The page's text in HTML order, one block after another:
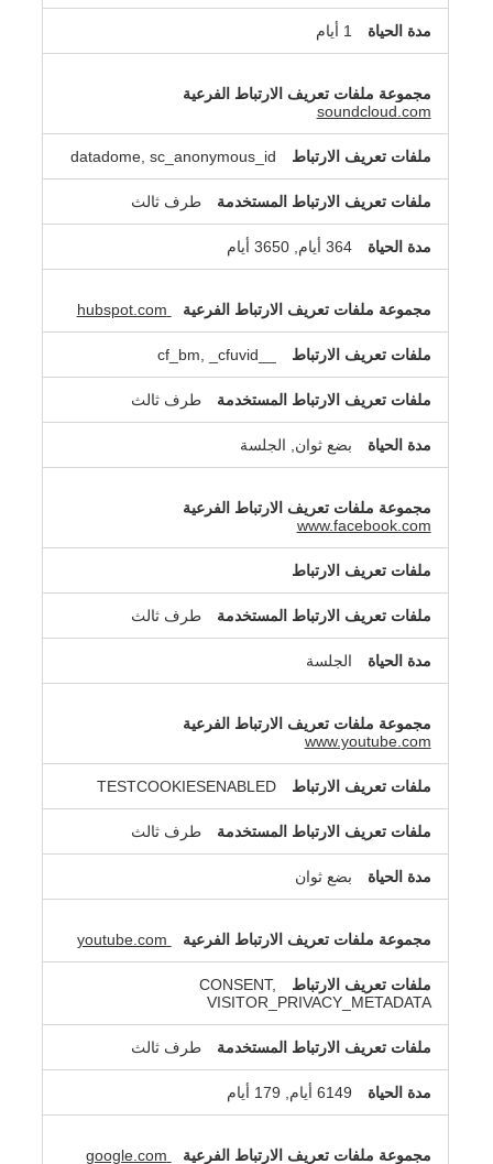
1 أيام
soundcloud.com
datadome, sc_anonymous_id
طرف ثالث
364 أيام, 3650 أيام
طرف ثالث
بضع ثوان, الجلسة
www.facebook.com
طرف ثالث
الجلسة
www.youtube.com
TESTCOOKIESENABLED
طرف ثالث
بضع ثوان
CONSENT,
VISITOR_PRIVACY_METADATA
طرف ثالث
6149 أيام, 179 أيام